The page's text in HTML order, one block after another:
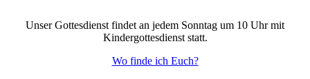
Unser Gottesdienst findet an jedem Sonntag um 10 Uhr mit
Kindergottesdienst statt.
Wo finde ich Euch?